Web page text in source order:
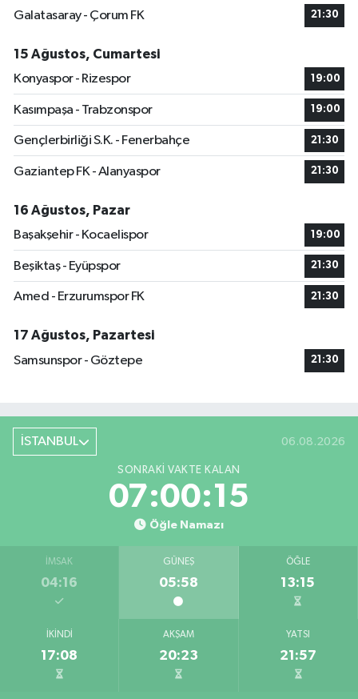
Galatasaray - Çorum FK
21:30
15 Ağustos, Cumartesi
Konyaspor - Rizespor
19:00
Kasımpaşa - Trabzonspor 19:00
Gençlerbirliği S.K. - Fenerbahçe 21:30
Gaziantep FK - Alanyaspor 21:30
16 Ağustos, Pazar
Başakşehir - Kocaelispor
19:00
Beşiktaş - Eyüpspor 21:30
Amed - Erzurumspor FK 21:30
17 Ağustos, Pazartesi
Samsunspor - Göztepe
21:30
İSTANBUL 06.08.2026
SONRAKI VAKTE KALAN
07:00:15
Öğle Namazı
İMSAK
04:16
GÜNEŞ
05:58
ÖĞLE
13:15
İKINDI
17:08
AKŞAM
20:23
YATSI
21:57